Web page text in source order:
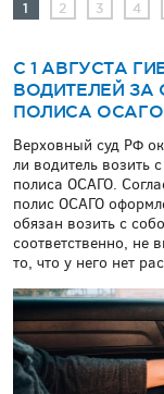
1 2 3 4
С 1 АВГУСТА
ВОДИТЕЛЕЙ ЗА
ПОЛИСА ОСАГО
Верховный суд РФ
ли водитель
полиса ОСАГО.
полис ОСАГО
обязан возить с
соответственно, не
то, что у него нет